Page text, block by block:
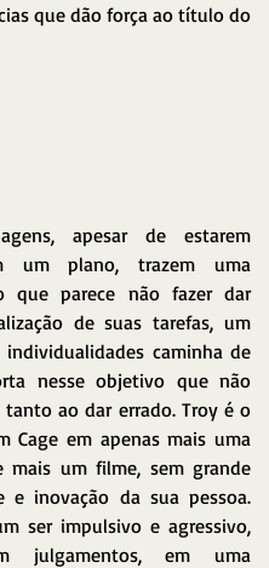
que dão força ao título do
apesar de estarem
um plano, trazem uma
que parece não fazer dar
de suas tarefas, um
caminha de
nesse objetivo que não
tanto ao dar errado. Troy é o
Cage em apenas mais uma
mais um filme, sem grande
e inovação da sua pessoa.
ser impulsivo e agressivo,
julgamentos, em uma